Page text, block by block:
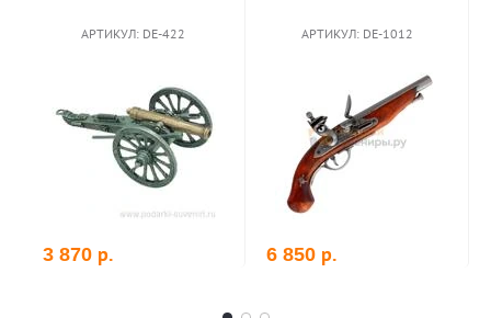
АРТИКУЛ: DE-422
3 870 р.
АРТИКУЛ: DE-1012
6 850 р.
корзину В корзину